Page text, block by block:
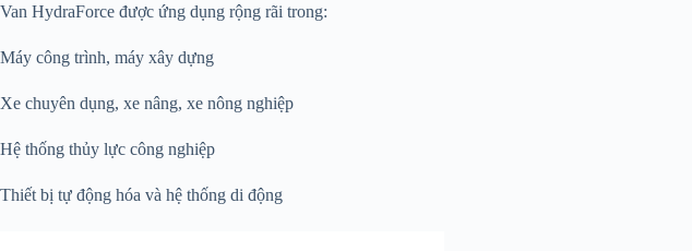
Van HydraForce được ứng dụng rộng rãi trong:
Máy công trình, máy xây dựng
Xe chuyên dụng, xe nâng, xe nông nghiệp
Hệ thống thủy lực công nghiệp
Thiết bị tự động hóa và hệ thống di động